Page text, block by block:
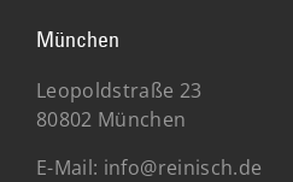
München
Leopoldstraße 23
80802 München
E-Mail: info@reinisch.de